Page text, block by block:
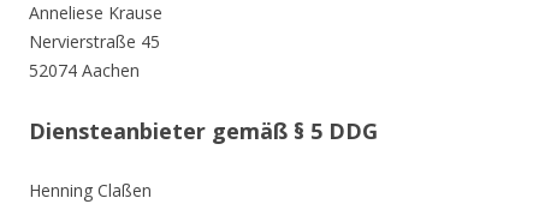
Anneliese Krause
Nervierstraße 45
52074 Aachen
Diensteanbieter gemäß § 5 DDG
Henning Claßen